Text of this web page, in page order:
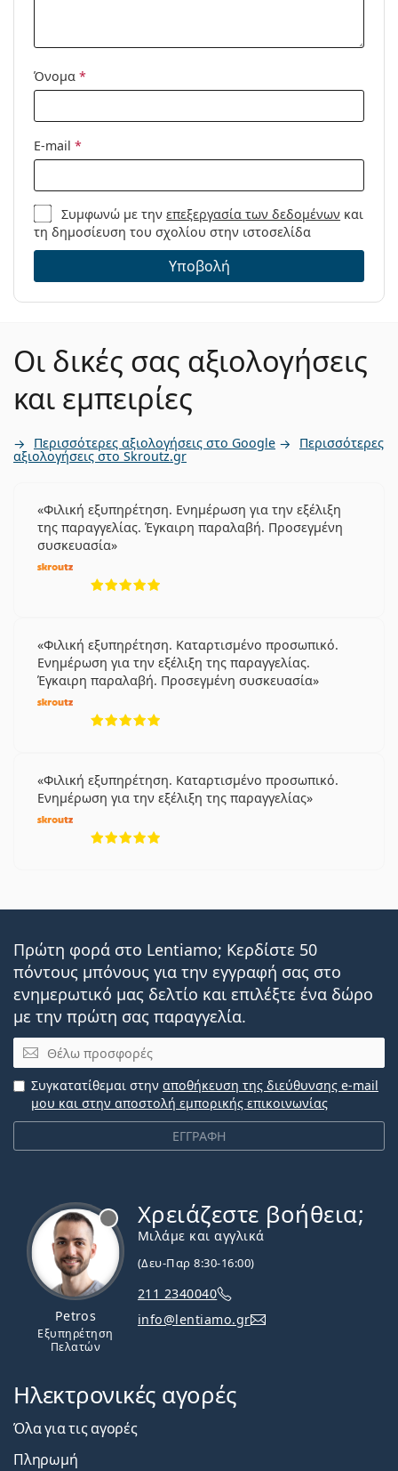
συνταγή:
Όνομα *
E-mail *
Συμφωνώ με τηνεπεξεργασία των δεδομένων και
τη δημοσίευση του σχολίου στην ιστοσελίδα
Υποβολή
Οι δικές σας αξιολογήσεις
και εμπειρίες
Περισσότερες αξιολογήσεις στο Google Περισσότερες
αξιολογήσεις στο Skroutz.gr
Φιλική εξυπηρέτηση. Ενημέρωση για την εξέλιξη
της παραγγελίας. Έγκαιρη παραλαβή. Προσεγμένη
συσκευασία
Φιλική εξυπηρέτηση. Καταρτισμένο προσωπικό.
Ενημέρωση για την εξέλιξη της παραγγελίας.
Έγκαιρη παραλαβή. Προσεγμένη συσκευασία
Φιλική εξυπηρέτηση. Καταρτισμένο προσωπικό.
Ενημέρωση για την εξέλιξη της παραγγελίας
Πρώτη φορά στο Lentiamo; Κερδίστε 50
πόντους μπόνους για την εγγραφή σας στο
ενημερωτικό μας δελτίο και επιλέξτε ένα δώρο
με την πρώτη σας παραγγελία.
Email
ΕΓΓΡΑΦΗ
Συγκατατίθεμαι στην αποθήκευση της διεύθυνσης e-mail
μου και στην αποστολή εμπορικής επικοινωνίας
Petros
Εξυπηρέτηση
Πελατών
Χρειάζεστε βοήθεια;
Μιλάμε και αγγλικά
(Δευ-Παρ 8:30-16:00)
211 2340040
info@lentiamo.gr
Ηλεκτρονικές αγορές
Όλα για τις αγορές
Πληρωμή